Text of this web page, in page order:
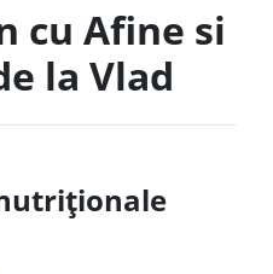
cu Afine si
la Vlad